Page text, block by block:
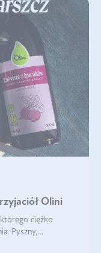
Olini
ciężko
Pyszny,